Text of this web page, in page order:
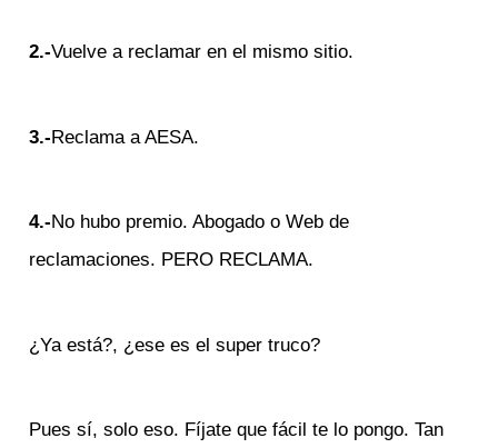
2.-Vuelve a reclamar en el mismo sitio.
3.-Reclama a AESA.
4.-No hubo premio. Abogado o Web de
reclamaciones. PERO RECLAMA.
¿Ya está?, ¿ese es el super truco?
Pues sí, solo eso. Fíjate que fácil te lo pongo. Tan